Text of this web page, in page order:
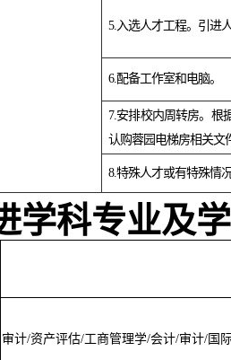
5.入选人才工程。引进
6.配备工作室和电脑。
7.安排校内周转房。 根
认购蓉园电梯房相关文
8.特殊人才或有特殊情
学科专业及
审计/资产评估/工商管理学/会计/审计/国